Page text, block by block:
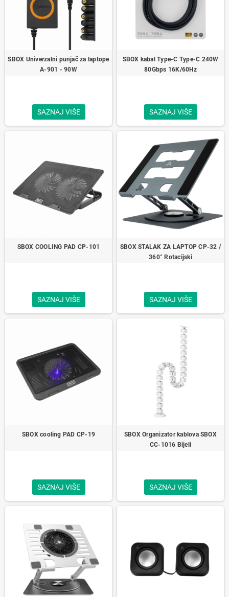
SBOX Univerzalni punjač za laptope
A-901 - 90W
SAZNAJ VIŠE
SBOX kabal Type-C Type-C 240W
80Gbps 16K/60Hz
SAZNAJ VIŠE
SBOX COOLING PAD CP-101
SAZNAJ VIŠE
SBOX STALAK ZA LAPTOP CP-32 /
360° Rotacijski
SAZNAJ VIŠE
SBOX cooling PAD CP-19
SAZNAJ VIŠE
SBOX Organizator kablova SBOX
CC-1016 Bijeli
SAZNAJ VIŠE